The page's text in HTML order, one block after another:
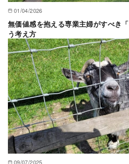
01/04/2026
無価値感を抱える専業主婦がすべき
う考え方
09/07/2025